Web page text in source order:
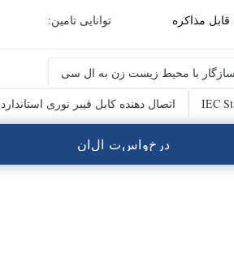
قابل مذاکره توانایی تامین:
سازگار با محیط زیست زن به ال سی
اتصال دهنده کابل فیبر نوری استاندارد IEC
در خواست الان